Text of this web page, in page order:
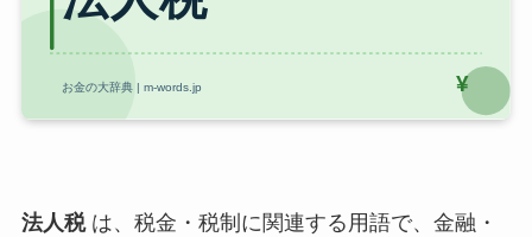
法人税は、税金・税制に関連する用語で、金融・